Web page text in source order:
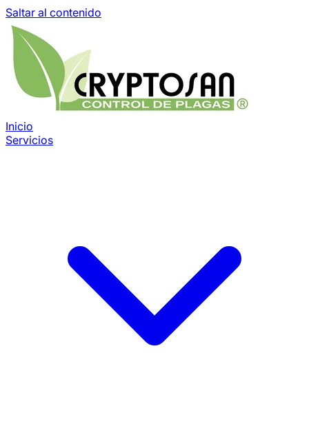
Saltar al contenido
Inicio
Servicios